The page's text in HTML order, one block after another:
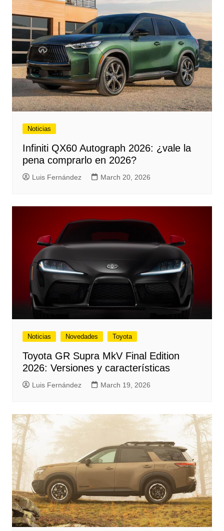
Noticias
Infiniti QX60 Autograph 2026: ¿vale la
pena comprarlo en 2026?
Luis Fernández March 20, 2026
Noticias Novedades Toyota
Toyota GR Supra MkV Final Edition
2026: Versiones y características
Luis Fernández March 19, 2026